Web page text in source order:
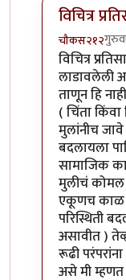
विचित्र
चौकस२१२
In reply to
विचित्र
लाडावलेली
ताणून हि
( चिंता किंवा
मुलांनीच
बदलायला
सामाजिक
मुलीचं कोमल
एकूणच काळ
परिस्थिती
असावीत )
रूढी
असे मी म्हणत